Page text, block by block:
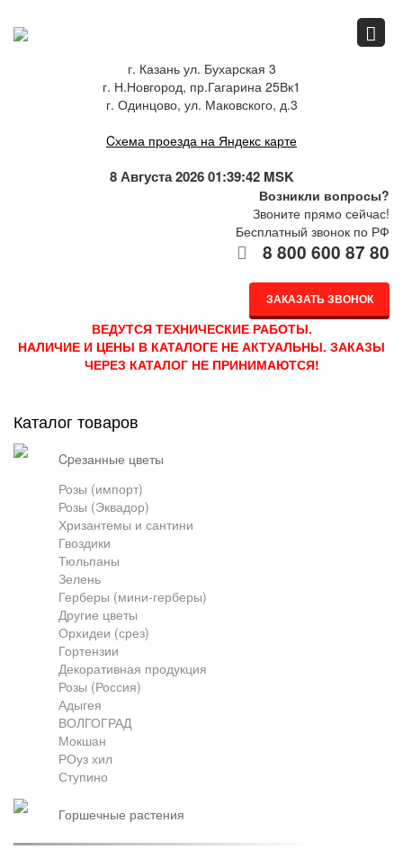
г. Казань ул. Бухарская 3
г. Н.Новгород, пр.Гагарина 25Вк1
г. Одинцово, ул. Маковского, д.3
Cхема проезда на Яндекс карте
8 Августа 2026 01:39:42 MSK
Возникли вопросы?
Звоните прямо сейчас!
Бесплатный звонок по РФ
8 800 600 87 80
ЗАКАЗАТЬ ЗВОНОК
Спец.предложения
Как купить
Доставка
Контакты
Франшиза
ВЕДУТСЯ ТЕХНИЧЕСКИЕ РАБОТЫ.
НАЛИЧИЕ И ЦЕНЫ В КАТАЛОГЕ НЕ АКТУАЛЬНЫ. ЗАКАЗЫ
ЧЕРЕЗ КАТАЛОГ НЕ ПРИНИМАЮТСЯ!
Каталог товаров
cpезанные цветы
Розы (импорт)
Розы (Эквадор)
Хризантемы и сантини
Гвоздики
Тюльпаны
Зелень
Герберы (мини-герберы)
Другие цветы
Орхидеи (срез)
Гортензии
Декоративная продукция
Розы (Россия)
Адыгея
ВОЛГОГРАД
Мокшан
РОуз хил
Ступино
горшечные растения